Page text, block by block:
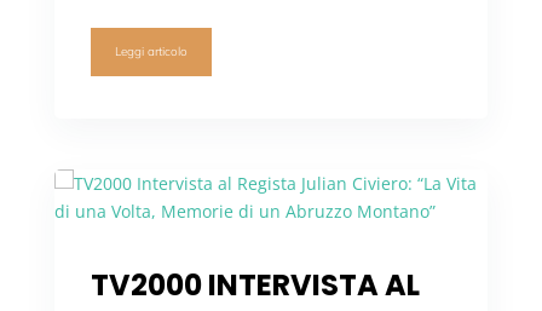
Leggi articolo
TV2000 INTERVISTA AL